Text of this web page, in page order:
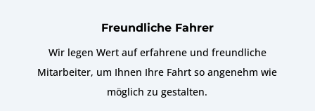
Freundliche Fahrer
Wir legen Wert auf erfahrene und freundliche
Mitarbeiter, um Ihnen Ihre Fahrt so angenehm wie
möglich zu gestalten.